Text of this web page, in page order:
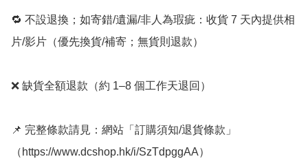
🔁 不設退換；如寄錯/遺漏/非人為瑕疵：收貨 7 天內提供相
片/影片（優先換貨/補寄；無貨則退款）
❌ 缺貨全額退款（約 1–8 個工作天退回）
📌 完整條款請見：網站「訂購須知/退貨條款」
（https://www.dcshop.hk/i/SzTdpggAA）